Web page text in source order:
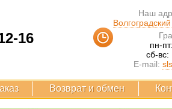
16
Наш
пн-
сб-вс:
E-mail:
Возврат и обмен